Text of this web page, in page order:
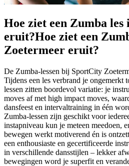
Hoe ziet een Zumba
eruit?Hoe ziet een
Zoetermeer eruit?
De Zumba-lessen bij SportCity
Tijdens een les verbrand je ongemerkt
lessen zitten boordevol variatie: je
moves af met high impact moves,
dansfeest en intervaltraining in één
Zumba-lessen zijn geschikt voor
instapniveau kun je meteen meedoen,
bewegen werkt motiverend én is
een enthousiaste en gecertificeerde
in verschillende dansstijlen – lekker
bewegingen word je superfit en